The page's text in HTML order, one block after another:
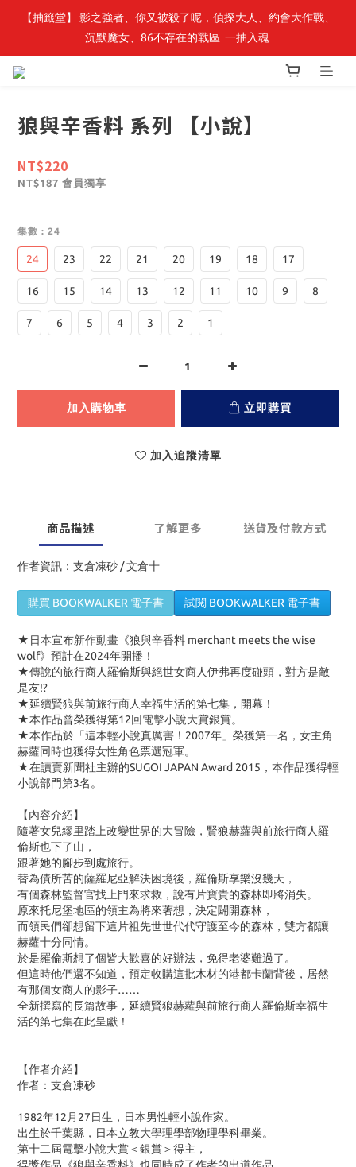
【轉生史萊姆】系列書展🌟系列小說 79 折，滿$389送「完節紀念
明信片組」
【抽籤堂】 影之強者、你又被殺了呢，偵探大人、約會大作戰、
沉默魔女、86不存在的戰區  一抽入魂
【轉生史萊姆】系列書展🌟系列小說 79 折，滿$389送「完節紀念
狼與辛香料 系列 【小說】
NT$220
NT$187 會員獨享
集數 : 24
24 23 22 21 20 19 18 17
16 15 14 13 12 11 10 9 8
7 6 5 4 3 2 1
加入購物車 立即購買
加入追蹤清單
商品描述 了解更多 送貨及付款方式
作者資訊：支倉凍砂 / 文倉十
購買 BOOKWALKER 電子書 試閱 BOOKWALKER 電子書
★日本宣布新作動畫《狼與辛香料 merchant meets the wise
wolf》預計在2024年開播！
★傳說的旅行商人羅倫斯與絕世女商人伊弗再度碰頭，對方是敵
是友!?
★延續賢狼與前旅行商人幸福生活的第七集，開幕！
★本作品曾榮獲得第12回電擊小說大賞銀賞。
★本作品於「這本輕小說真厲害！ 2007年」榮獲第一名，女主角
赫蘿同時也獲得女性角色票選冠軍。
★在讀賣新聞社主辦的SUGOI JAPAN Award 2015 ，本作品獲得輕
小說部門第3名。
【內容介紹】
隨著女兒繆里踏上改變世界的大冒險，賢狼赫蘿與前旅行商人羅
倫斯也下了山，
跟著她的腳步到處旅行。
替為債所苦的薩羅尼亞解決困境後，羅倫斯享樂沒幾天，
有個森林監督官找上門來求救，說有片寶貴的森林即將消失。
原來托尼堡地區的領主為將來著想，決定闢開森林，
而領民們卻想留下這片祖先世世代代守護至今的森林，雙方都讓
赫蘿十分同情。
於是羅倫斯想了個皆大歡喜的好辦法，免得老婆難過了。
但這時他們還不知道，預定收購這批木材的港都卡蘭背後，居然
有那個女商人的影子……
全新撰寫的長篇故事，延續賢狼赫蘿與前旅行商人羅倫斯幸福生
活的第七集在此呈獻！
【作者介紹】
作者：支倉凍砂
1982年12月27日生，日本男性輕小說作家。
出生於千葉縣，日本立教大學理學部物理學科畢業。
第十二屆電擊小說大賞＜銀賞＞得主，
得獎作品《狼與辛香料》也同時成了作者的出道作品，